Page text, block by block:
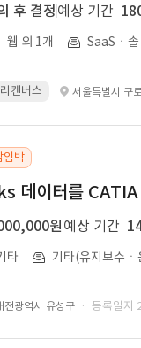
후 결정 예상 기간
웹 외 1개 SaaSㆍ
캔버스 서울특별시 구
임박
데이터를 CATIA
원 예상 기간
타 기타(유지보수ㆍ
전광역시 유성구 · 등록일자